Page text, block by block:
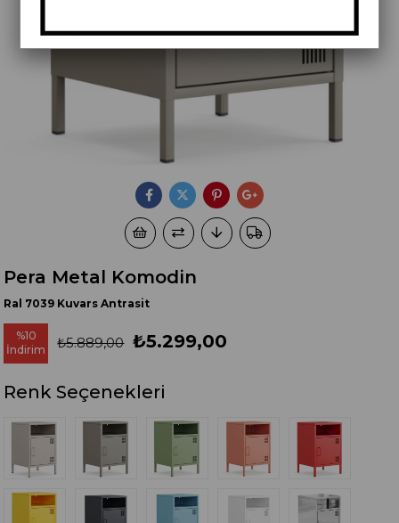
Pera Metal Komodin
Ral 7039 Kuvars Antrasit
%10
İndirim
₺5.889,00 ₺5.299,00
Renk Seçenekleri